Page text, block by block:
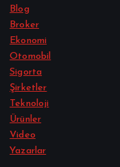
Blog
Broker
Ekonomi
Otomobil
Sigorta
Şirketler
Teknoloji
Ürünler
Video
Yazarlar